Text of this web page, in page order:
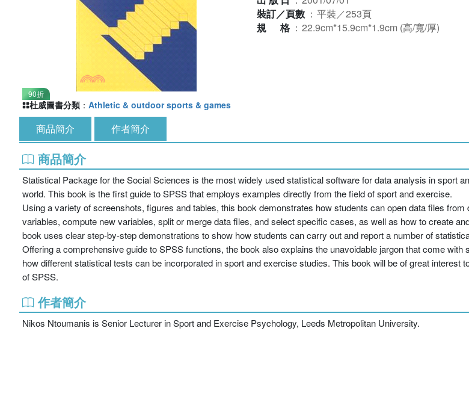
90折
裝訂／頁數 ： 平裝／253頁
規格 ： 22.9cm*15.9cm*1.9cm (高/寬/厚)
杜威圖書分類 ： Athletic & outdoor sports & games
商品簡介 作者簡介
商品簡介
Statistical Package for the Social Sciences is the most widely used statistical software for data analysis in sport
world. This book is the first guide to SPSS that employs examples directly from the field of sport and exercise.
Using a variety of screenshots, figures and tables, this book demonstrates how students can open data files
variables, compute new variables, split or merge data files, and select specific cases, as well as how to create
book uses clear step-by-step demonstrations to show how students can carry out and report a number of
Offering a comprehensive guide to SPSS functions, the book also explains the unavoidable jargon that come
how different statistical tests can be incorporated in sport and exercise studies. This book will be of great interest
of SPSS.
作者簡介
Nikos Ntoumanis is Senior Lecturer in Sport and Exercise Psychology, Leeds Metropolitan University.